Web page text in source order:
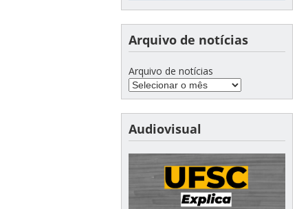
Arquivo de notícias
Arquivo de notícias
Audiovisual